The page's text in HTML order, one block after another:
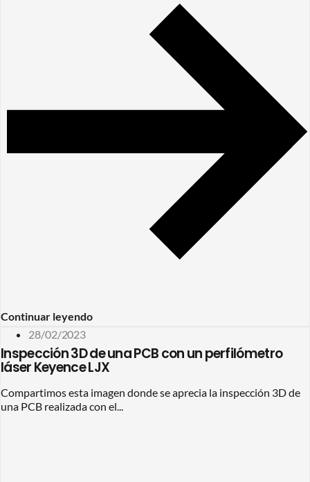
Continuar leyendo
28/02/2023
Inspección 3D de una PCB con un perfilómetro
láser Keyence LJX
Compartimos esta imagen donde se aprecia la inspección 3D de
una PCB realizada con el...